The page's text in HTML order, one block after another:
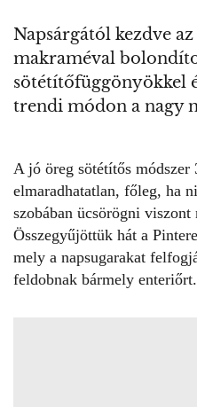
Napsárgától kezdve
makraméval
sötétítőfüggönyökkel
trendi módon a nagy
A jó öreg sötétítős
elmaradhatatlan, főleg, ha
szobában ücsörögni
Összegyűjöttük hát a
mely a napsugarakat
feldobnak bármely enteriőrt.